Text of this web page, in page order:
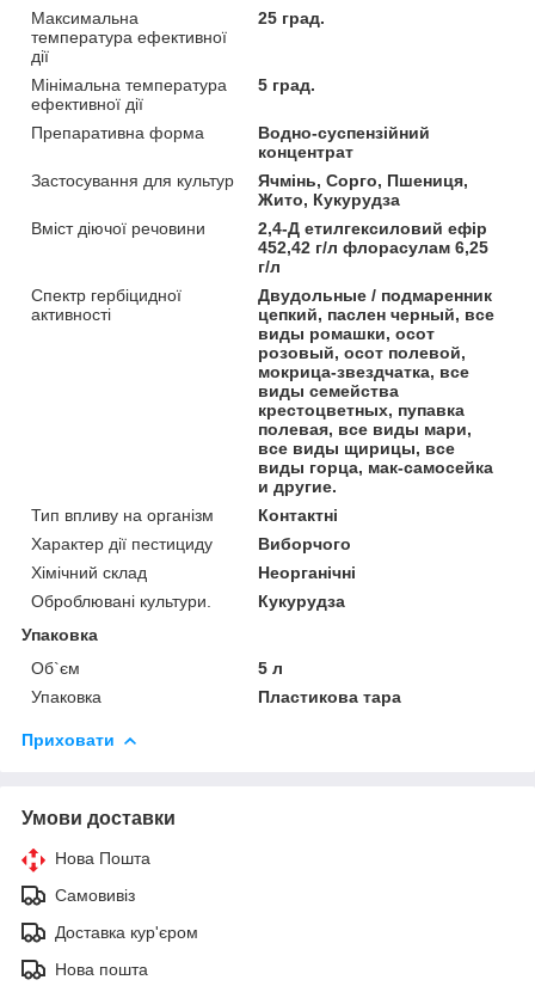
Максимальна
температура ефективної
дії
25 град.
Мінімальна температура
ефективної дії
5 град.
Препаративна форма
Водно-суспензійний
концентрат
Застосування для культур
Ячмінь, Сорго, Пшениця,
Жито, Кукурудза
Вміст діючої речовини
2,4-Д етилгексиловий ефір
452,42 г/л флорасулам 6,25
г/л
Спектр гербіцидної
активності
Двудольные / подмаренник
цепкий, паслен черный, все
виды ромашки, осот
розовый, осот полевой,
мокрица-звездчатка, все
виды семейства
крестоцветных, пупавка
полевая, все виды мари,
все виды щирицы, все
виды горца, мак-самосейка
и другие.
Тип впливу на організм
Контактні
Характер дії пестициду
Виборчого
Хімічний склад
Неорганічні
Оброблювані культури.
Кукурудза
Упаковка
Об`єм
5 л
Упаковка
Пластикова тара
Приховати
Умови доставки
Нова Пошта
Самовивіз
Доставка кур'єром
Нова пошта